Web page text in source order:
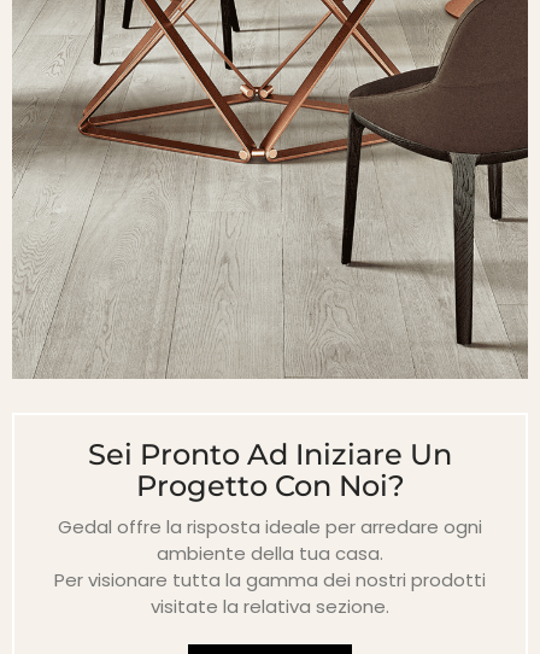
Sei Pronto Ad Iniziare Un
Progetto Con Noi?
Gedal offre la risposta ideale per arredare ogni
ambiente della tua casa.
Per visionare tutta la gamma dei nostri prodotti
visitate la relativa sezione.